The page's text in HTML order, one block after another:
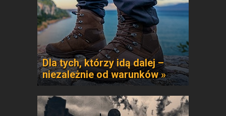
Dla tych, którzy idą dalej –
niezależnie od warunków »